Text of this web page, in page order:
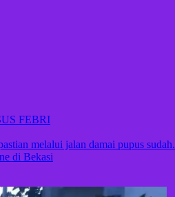
FEBRI
melalui jalan damai pupus sudah.
di Bekasi